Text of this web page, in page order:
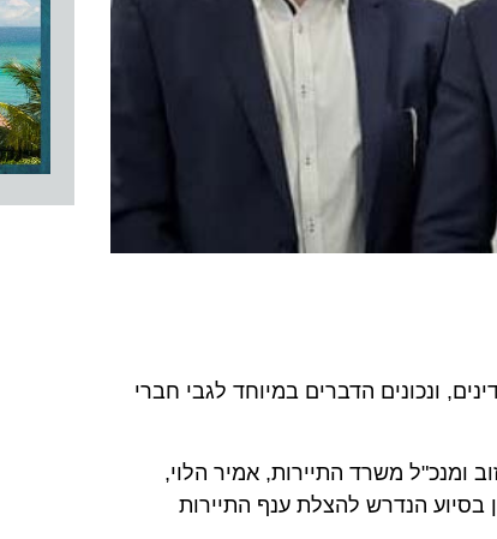
ונכונים הדברים במיוחד לגבי חברי
משרד התיירות, אמיר הלוי,
הנדרש להצלת ענף התיירות